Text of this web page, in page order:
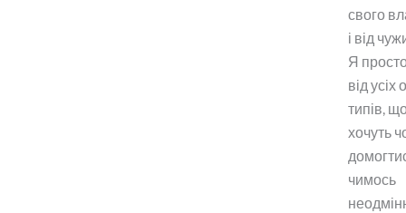
свого
і від
Я
від усіх
типів,
хочуть
чимось